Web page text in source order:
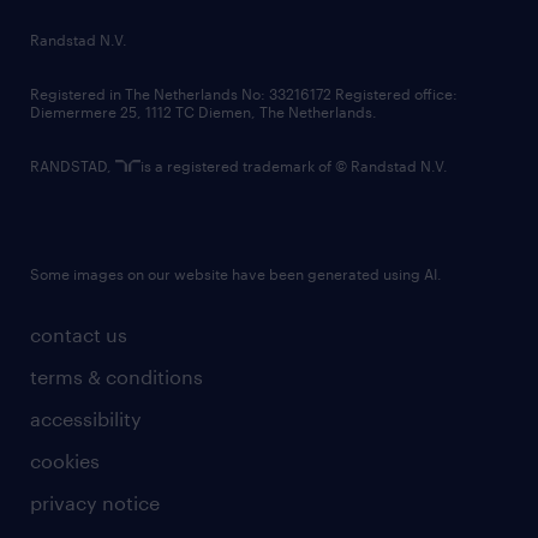
country websites
contact us
terms & conditions
accessibility
cookies
privacy notice
Randstad N.V.
Registered in The Netherlands No: 33216172 Registered office:
Diemermere 25, 1112 TC Diemen, The Netherlands.
RANDSTAD, is a registered trademark of © Randstad N.V.
Some images on our website have been generated using AI.